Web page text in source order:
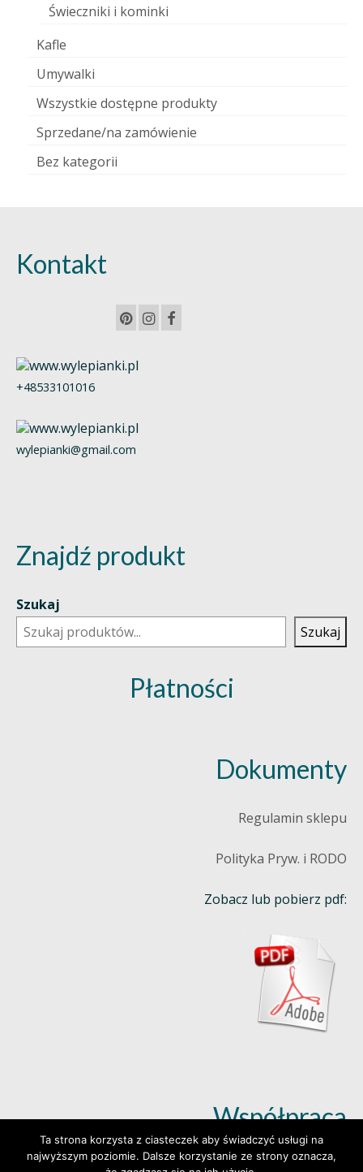
Świeczniki i kominki
Kafle
Umywalki
Wszystkie dostępne produkty
Sprzedane/na zamówienie
Bez kategorii
Kontakt
+48533101016
wylepianki@gmail.com
Znajdź produkt
Szukaj
Szukaj
Płatności
Dokumenty
Regulamin sklepu
Polityka Pryw. i RODO
Zobacz lub pobierz pdf:
Współpraca
Dowiedz się więcej (klik)
Ta strona korzysta z ciasteczek aby świadczyć usługi na
najwyższym poziomie. Dalsze korzystanie ze strony oznacza,